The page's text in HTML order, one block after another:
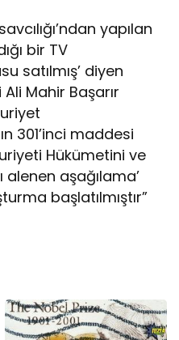
yapılan
bir TV
satılmış’ diyen
Mahir Başarır
301’inci maddesi
Hükümetini ve
alenen aşağılama’
başlatılmıştır”